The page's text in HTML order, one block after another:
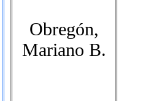
Obregón,
Mariano B.